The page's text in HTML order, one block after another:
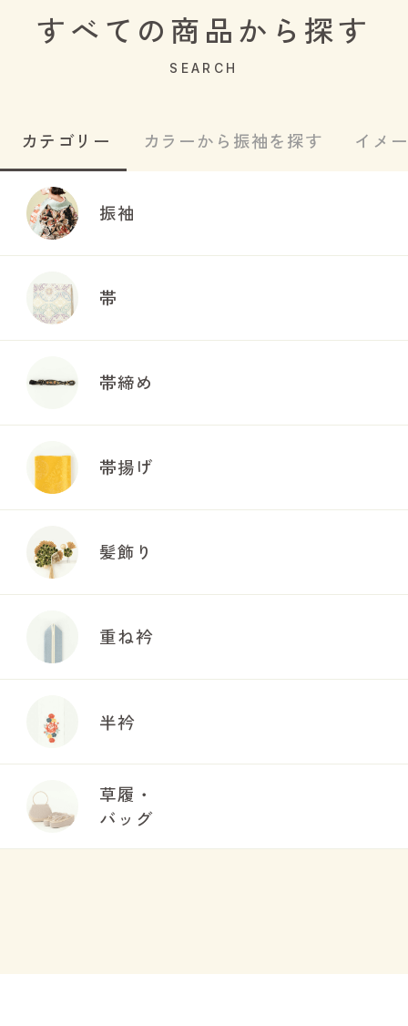
すべての商品から探す
SEARCH
カテゴリー カラーから振袖を探す イメ
振袖
帯
帯締め
帯揚げ
髪飾り
重ね衿
半衿
草履・
バッグ